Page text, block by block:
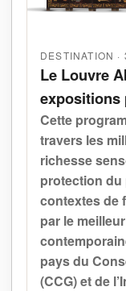
DESTINATION
Le Louvre
expositions
Cette
travers les
richesse
protection
contextes de
par le
pays du
(CCG) et de